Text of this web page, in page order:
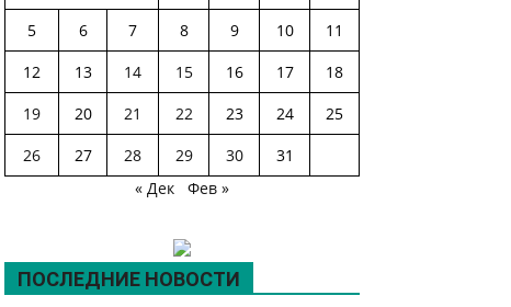
5
6 7 8 9 10
11
12
13 14 15 16 17
18
19
20 21 22 23 24
25
26
27 28 29 30
31
« Дек
Фев »
ПОСЛЕДНИЕ НОВОСТИ